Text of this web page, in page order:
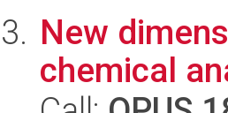
New
chemical